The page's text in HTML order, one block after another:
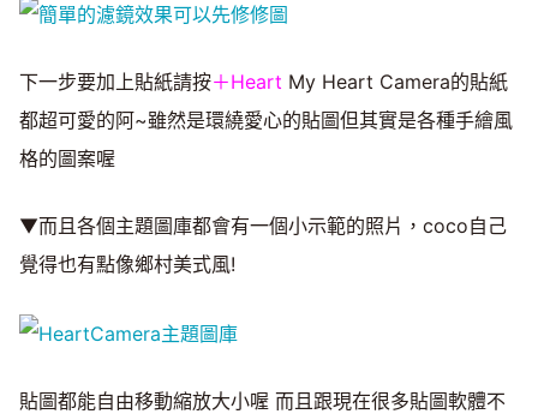
下一步要加上貼紙請按＋Heart My Heart Camera的貼紙
都超可愛的阿~雖然是環繞愛心的貼圖但其實是各種手繪風
格的圖案喔
▼而且各個主題圖庫都會有一個小示範的照片，coco自己
覺得也有點像鄉村美式風!
貼圖都能自由移動縮放大小喔 而且跟現在很多貼圖軟體不